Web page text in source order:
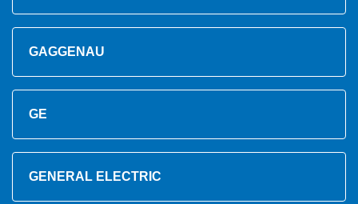
GAGGENAU
GE
GENERAL ELECTRIC